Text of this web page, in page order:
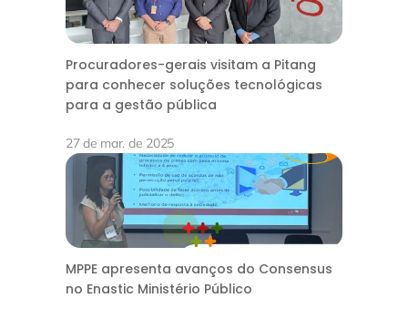
Procuradores-gerais visitam a Pitang
para conhecer soluções tecnológicas
para a gestão pública
27 de mar. de 2025
MPPE apresenta avanços do Consensus
no Enastic Ministério Público